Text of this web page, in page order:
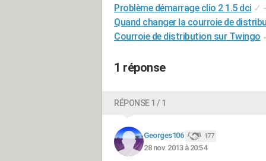
Problème démarrage clio 2 1.5 dci ✓
Quand changer la courroie de
Courroie de distribution sur Twingo
1 réponse
RÉPONSE 1 / 1
Georges106 177
28 nov. 2013 à 20:54